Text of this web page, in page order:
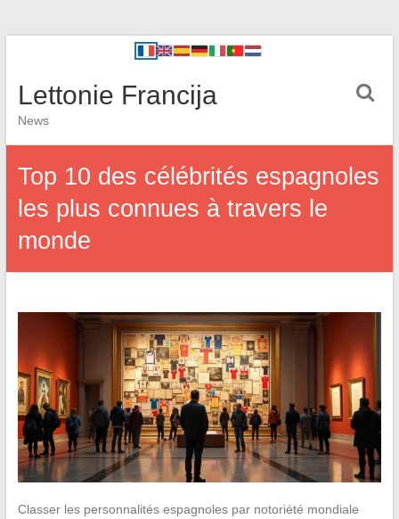
Lettonie Francija
News
Top 10 des célébrités espagnoles
les plus connues à travers le
monde
Classer les personnalités espagnoles par notoriété mondiale